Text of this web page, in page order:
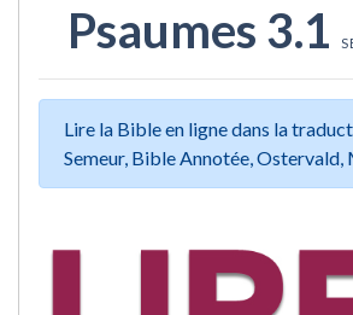
Psaumes 3.1
Lire la Bible en ligne dans la
Semeur, Bible Annotée,